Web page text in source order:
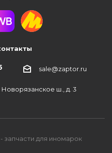
sale@zaptor.ru
ш., д. 3
запчасти для иномарок